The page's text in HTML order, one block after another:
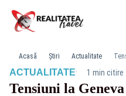
Acasă Știri Actualitate
ACTUALITATE· 1 min citire
Tensiuni la